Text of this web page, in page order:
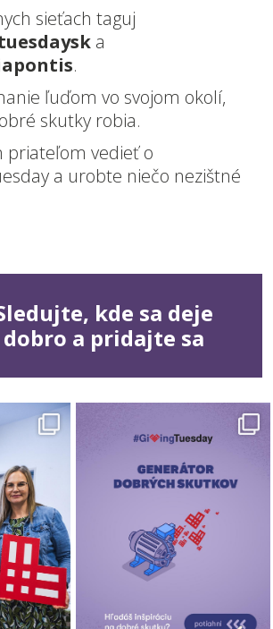
sieťach taguj
a
.
ľuďom vo svojom okolí,
skutky robia.
priateľom vedieť o
a urobte niečo nezištné
kde sa deje
dobro a pridajte sa